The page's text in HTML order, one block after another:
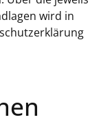
wird in